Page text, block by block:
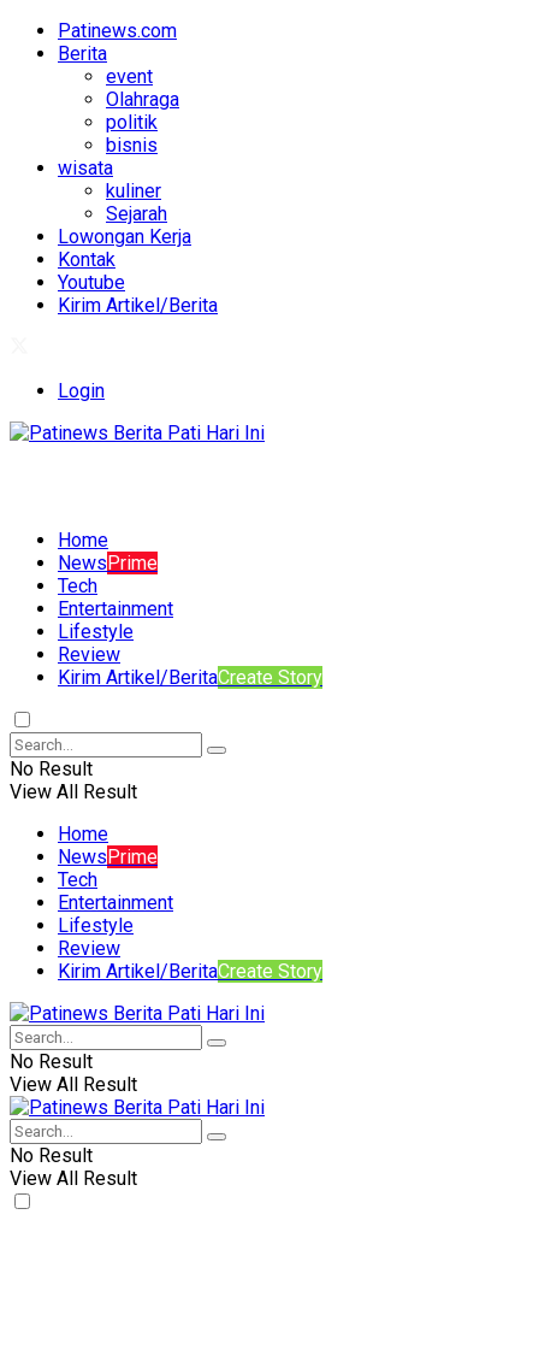
Patinews.com
Berita
event
Olahraga
politik
bisnis
wisata
kuliner
Sejarah
Lowongan Kerja
Kontak
Youtube
Kirim Artikel/Berita
Login
Home
NewsPrime
Tech
Entertainment
Lifestyle
Review
Kirim Artikel/BeritaCreate Story
No Result
View All Result
Home
NewsPrime
Tech
Entertainment
Lifestyle
Review
Kirim Artikel/BeritaCreate Story
No Result
View All Result
No Result
View All Result